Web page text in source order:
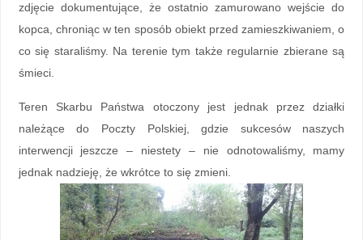
zdjęcie dokumentujące, że ostatnio zamurowano wejście do
kopca, chroniąc w ten sposób obiekt przed zamieszkiwaniem, o
co się staraliśmy. Na terenie tym także regularnie zbierane są
śmieci.
Teren Skarbu Państwa otoczony jest jednak przez działki
należące do Poczty Polskiej, gdzie sukcesów naszych
interwencji jeszcze – niestety – nie odnotowaliśmy, mamy
jednak nadzieję, że wkrótce to się zmieni.